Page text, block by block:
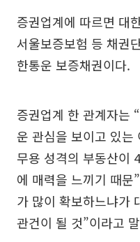
증권업계에 따르면 대
서울보증보험 등 채권
한통운 보증채권이다.
증권업계 한 관계자는
운 관심을 보이고 있는
무용 성격의 부동산이
에 매력을 느끼기 때문
가 많이 확보하느냐가
관건이 될 것”이라고